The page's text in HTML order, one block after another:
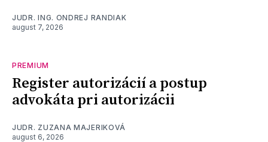
JUDR. ING. ONDREJ RANDIAK
august 7, 2026
PREMIUM
Register autorizácií a postup
advokáta pri autorizácii
JUDR. ZUZANA MAJERIKOVÁ
august 6, 2026